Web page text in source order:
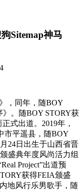
Sitemap神马
，同年，随BOY
。随BOY STORY获
式出道。2019年，
市平遥县，随BOY
24日出生于山西省晋
盛典年度风尚活力组
Project”出道预
获得FEIA颁盛
地风行乐男歌手，随